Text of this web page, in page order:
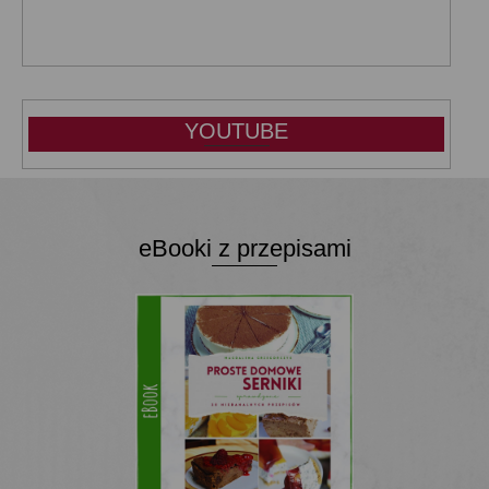
YOUTUBE
eBooki z przepisami